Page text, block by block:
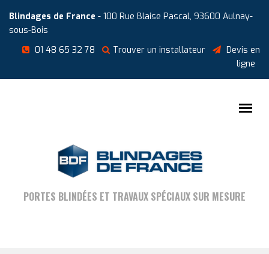
Blindages de France - 100 Rue Blaise Pascal, 93600 Aulnay-
sous-Bois
01 48 65 32 78
Trouver un installateur
Devis en
ligne
PORTES BLINDÉES ET TRAVAUX SPÉCIAUX SUR MESURE